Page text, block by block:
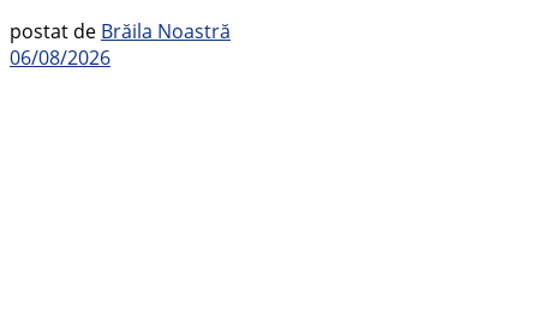
postat de Brăila Noastră
06/08/2026